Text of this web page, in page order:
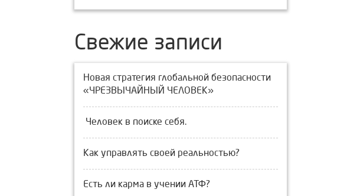
Свежие записи
Новая стратегия глобальной безопасности
«ЧРЕЗВЫЧАЙНЫЙ ЧЕЛОВЕК»
Человек в поиске себя.
Как управлять своей реальностью?
Есть ли карма в учении АТФ?